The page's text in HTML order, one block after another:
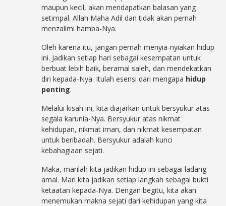
maupun kecil, akan mendapatkan balasan yang
setimpal. Allah Maha Adil dan tidak akan pernah
menzalimi hamba-Nya.
Oleh karena itu, jangan pernah menyia-nyiakan hidup
ini. Jadikan setiap hari sebagai kesempatan untuk
berbuat lebih baik, beramal saleh, dan mendekatkan
diri kepada-Nya. Itulah esensi dari mengapa hidup
penting.
Melalui kisah ini, kita diajarkan untuk bersyukur atas
segala karunia-Nya. Bersyukur atas nikmat
kehidupan, nikmat iman, dan nikmat kesempatan
untuk beribadah. Bersyukur adalah kunci
kebahagiaan sejati.
Maka, marilah kita jadikan hidup ini sebagai ladang
amal. Mari kita jadikan setiap langkah sebagai bukti
ketaatan kepada-Nya. Dengan begitu, kita akan
menemukan makna sejati dari kehidupan yang kita